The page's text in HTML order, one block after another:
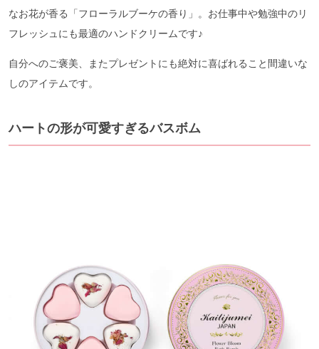
なお花が香る「フローラルブーケの香り」。お仕事中や勉強中のリ
フレッシュにも最適のハンドクリームです♪
自分へのご褒美、またプレゼントにも絶対に喜ばれること間違いな
しのアイテムです。
ハートの形が可愛すぎるバスボム